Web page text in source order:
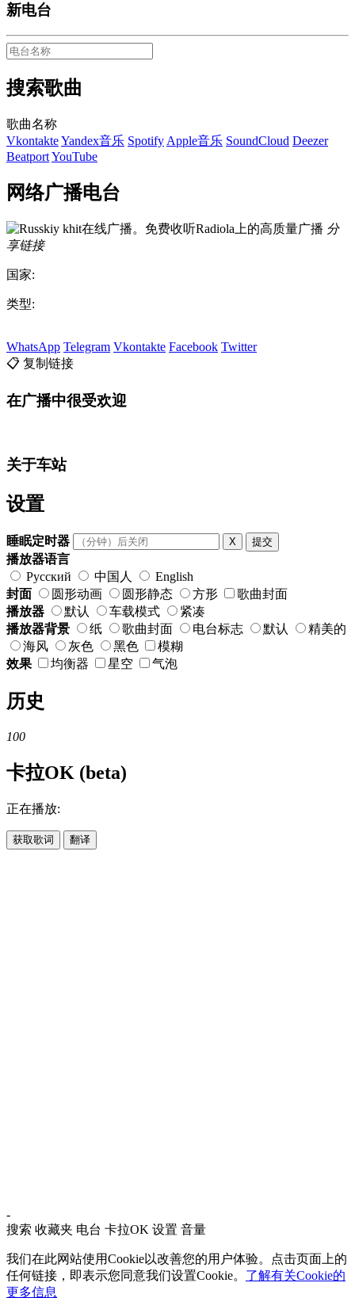
新电台
搜索歌曲
歌曲名称
VkontakteYandex音乐 Spotify Apple音乐 SoundCloud Deezer
BeatportYouTube
网络广播电台
分
享链接
国家:
类型:
WhatsApp Telegram Vkontakte Facebook Twitter
📋 复制链接
在广播中很受欢迎
关于车站
设置
睡眠定时器 X 提交
播放器语言
Русский
中国人
English
封面
圆形动画 圆形静态 方形
歌曲封面
播放器
默认 车载模式
紧凑
播放器背景
纸 歌曲封面 电台标志 默认
精美的
海风
灰色 黑色
模糊
效果
均衡器 星空 气泡
历史
100
卡拉OK (beta)
正在播放:
获取歌词 翻译
-
搜索 收藏夹 电台 卡拉OK 设置 音量
我们在此网站使用Cookie以改善您的用户体验。点击页面上的
任何链接，即表示您同意我们设置Cookie。 了解有关Cookie的
更多信息